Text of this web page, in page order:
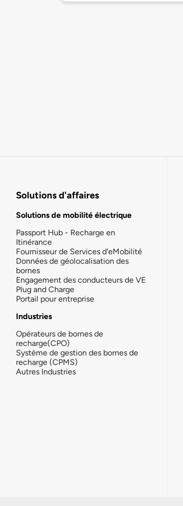
Solutions d'affaires
Solutions de mobilité électrique
Passport Hub - Recharge en
Itinérance
Fournisseur de Services d'eMobilité
Données de géolocalisation des
bornes
Engagement des conducteurs de VE
Plug and Charge
Portail pour entreprise
Industries
Opérateurs de bornes de
recharge(CPO)
Système de gestion des bornes de
recharge (CPMS)
Autres Industries